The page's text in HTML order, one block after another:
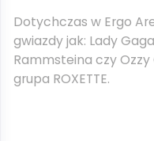
Dotychczas w Ergo
gwiazdy jak: Lady
Rammsteina czy
grupa ROXETTE.